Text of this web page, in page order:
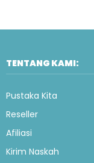
TENTANG KAMI:
Pustaka Kita
Reseller
Afiliasi
Kirim Naskah